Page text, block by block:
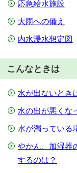
応急給水施設
大雨への備え
内水浸水想定図
こんなときは
水が出ないとき
水の出が悪くな
水が濁っている
やかん、加湿器
するのは？